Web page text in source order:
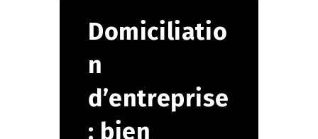
Domiciliatio
n
d’entreprise
: bien